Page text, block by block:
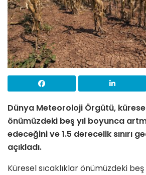
Dünya Meteoroloji Örgütü, küresel
önümüzdeki beş yıl boyunca
edeceğini ve 1.5 derecelik sınırı
açıkladı.
Küresel sıcaklıklar önümüzdeki